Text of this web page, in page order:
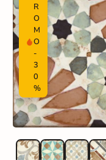
Catégories
R
O
M
O
-
3
0
%